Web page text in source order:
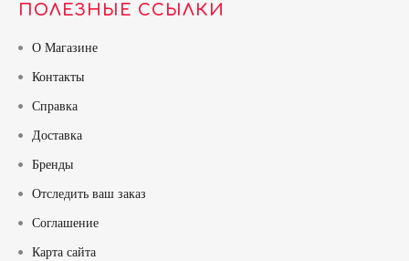
ПОЛЕЗНЫЕ ССЫЛКИ
О Магазине
Контакты
Справка
Доставка
Бренды
Отследить ваш заказ
Соглашение
Карта сайта